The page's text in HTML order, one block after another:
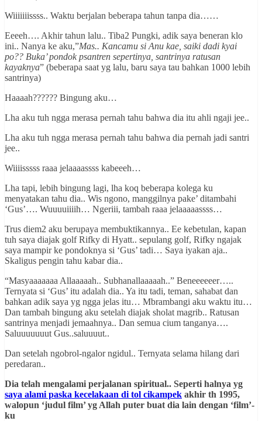
Wiiiiiiissss.. Waktu berjalan beberapa tahun tanpa dia……
Eeeeh…. Akhir tahun lalu.. Tiba2 Pungki, adik saya beneran klo
ini.. Nanya ke aku,”Mas.. Kancamu si Anu kae, saiki dadi kyai
po?? Buka’ pondok psantren sepertinya, santrinya ratusan
kayaknya” (beberapa saat yg lalu, baru saya tau bahkan 1000 lebih
santrinya)
Haaaah?????? Bingung aku…
Lha aku tuh ngga merasa pernah tahu bahwa dia itu ahli ngaji jee..
Lha aku tuh ngga merasa pernah tahu bahwa dia pernah jadi santri
jee..
Wiiiisssss raaa jelaaaassss kabeeeh…
Lha tapi, lebih bingung lagi, lha koq beberapa kolega ku
menyatakan tahu dia.. Wis ngono, manggilnya pake’ ditambahi
‘Gus’…. Wuuuuiiiih… Ngeriii, tambah raaa jelaaaaassss…
Trus diem2 aku berupaya membuktikannya.. Ee kebetulan, kapan
tuh saya diajak golf Rifky di Hyatt.. sepulang golf, Rifky ngajak
saya mampir ke pondoknya si ‘Gus’ tadi… Saya iyakan aja..
Skaligus pengin tahu kabar dia..
“Masyaaaaaaa Allaaaaah.. Subhanallaaaaah..” Beneeeeeer…..
Ternyata si ‘Gus’ itu adalah dia.. Ya itu tadi, teman, sahabat dan
bahkan adik saya yg ngga jelas itu… Mbrambangi aku waktu itu…
Dan tambah bingung aku setelah diajak sholat magrib.. Ratusan
santrinya menjadi jemaahnya.. Dan semua cium tanganya….
Saluuuuuuut Gus..saluuuut..
Dan setelah ngobrol-ngalor ngidul.. Ternyata selama hilang dari
peredaran..
Dia telah mengalami perjalanan spiritual.. Seperti halnya yg
saya alami paska kecelakaan di tol cikampek akhir th 1995,
walopun ‘judul film’ yg Allah puter buat dia lain dengan ‘film’-
ku